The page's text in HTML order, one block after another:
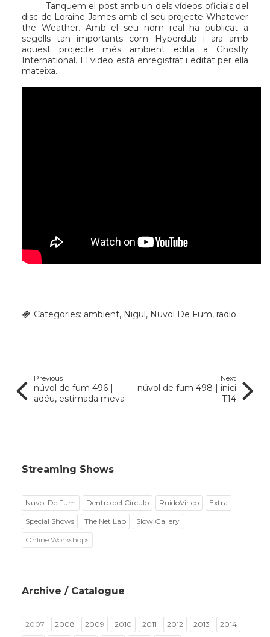
Tanquem el post amb un dels vídeos oficials del
disc de Loraine James amb el seu projecte Whatever
the Weather. Amb el seu nom real ha publicat a
segells tan importants com Hyperdub i ara amb
aquest projecte més ambient edita a Ghostly
International. El video està enregistrat i editat per ella
mateixa.
Categories: ambient, Nigul, Nuvol De Fum, radio
Previous
núvol de fum 496 |
adéu, estimada meva
Next
núvol de fum 498 | inici
T14
Streaming Shows
Nuvol De Fum Dentro del Círculo RuidoVirico Extra
Special Shows The Net Lab Slow Gallery
Online Workshops
Archive / Catalogue
2007 2008 2009 2010 2011 2012 2013 2014